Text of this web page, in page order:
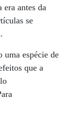
era antes da
se
espécie de
que a